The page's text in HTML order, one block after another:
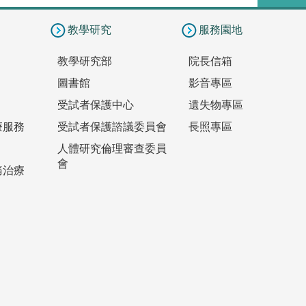
服務
治療
教學研究
教學研究部
圖書館
受試者保護中心
受試者保護諮議委員會
人體研究倫理審查委員
會
服務園地
院長信箱
影音專區
遺失物專區
長照專區